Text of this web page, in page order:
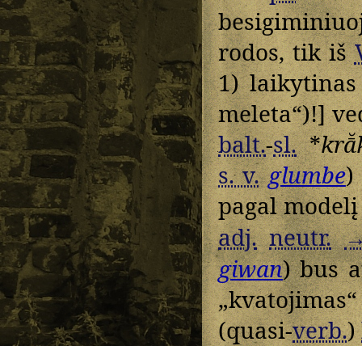
rodos, tik iš
1)
meleta“)!]
balt.-sl.*
s. v. glumbe
pagal
adj. neutr.
giwan) bus
(quasi-verb.)